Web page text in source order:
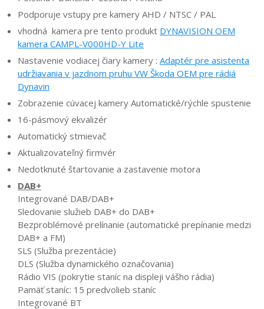
Podporuje vstupy pre kamery AHD / NTSC / PAL
vhodná kamera pre tento produkt DYNAVISION OEM
kamera CAMPL-V000HD-Y Lite
Nastavenie vodiacej čiary kamery : Adaptér pre asistenta
udržiavania v jazdnom pruhu VW Škoda OEM pre rádiá
Dynavin
Zobrazenie cúvacej kamery Automatické/rýchle spustenie
16-pásmový ekvalizér
Automatický stmievač
Aktualizovateľný firmvér
Nedotknuté štartovanie a zastavenie motora
DAB+
Integrované DAB/DAB+
Sledovanie služieb DAB+ do DAB+
Bezproblémové prelínanie (automatické prepínanie medzi
DAB+ a FM)
SLS (Služba prezentácie)
DLS (Služba dynamického označovania)
Rádio VIS (pokrytie staníc na displeji vášho rádia)
Pamäť staníc: 15 predvolieb staníc
Integrované BT